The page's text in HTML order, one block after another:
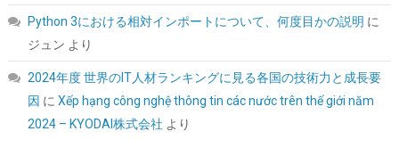
16GBX2枚 DDR4-3200 メーカー制限付無期限保証
CP2K16G4DFRA32A【国内正規代理店品】
5456329 GBP 191.44
Python 3における相対インポートについて、何度目かの説明 に
ジュン より
2024年度 世界のIT人材ランキングに見る各国の技術力と成長要
因 に Xếp hạng công nghệ thông tin các nước trên thế giới năm
2024 – KYODAI株式会社 より